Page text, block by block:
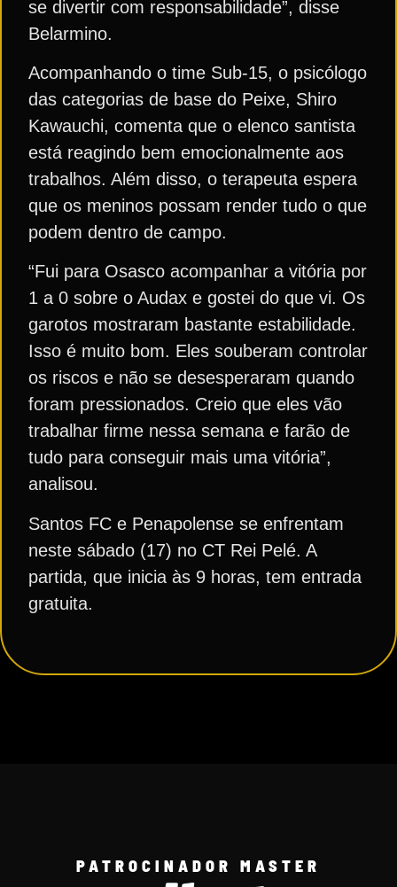
se divertir com responsabilidade”, disse
Belarmino.
Acompanhando o time Sub-15, o psicólogo
das categorias de base do Peixe, Shiro
Kawauchi, comenta que o elenco santista
está reagindo bem emocionalmente aos
trabalhos. Além disso, o terapeuta espera
que os meninos possam render tudo o que
podem dentro de campo.
“Fui para Osasco acompanhar a vitória por
1 a 0 sobre o Audax e gostei do que vi. Os
garotos mostraram bastante estabilidade.
Isso é muito bom. Eles souberam controlar
os riscos e não se desesperaram quando
foram pressionados. Creio que eles vão
trabalhar firme nessa semana e farão de
tudo para conseguir mais uma vitória”,
analisou.
Santos FC e Penapolense se enfrentam
neste sábado (17) no CT Rei Pelé. A
partida, que inicia às 9 horas, tem entrada
gratuita.
PATROCINADOR MASTER